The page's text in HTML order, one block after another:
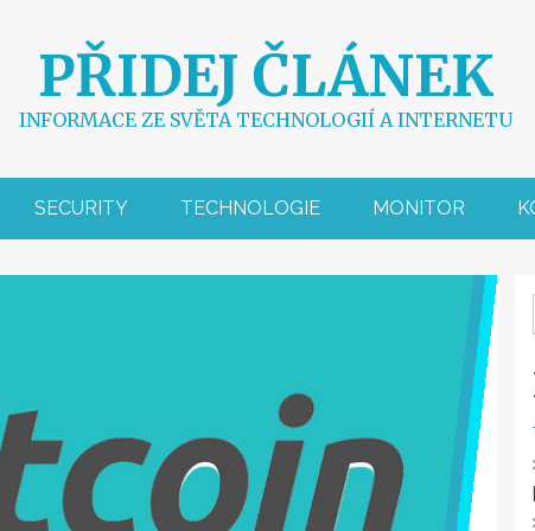
PŘIDEJ ČLÁNEK
INFORMACE ZE SVĚTA TECHNOLOGIÍ A INTERNETU
SECURITY TECHNOLOGIE MONITOR